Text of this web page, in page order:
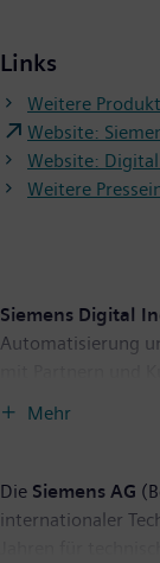
Links
Weitere
Website:
Website:
Weitere
Siemens Digital
Automatisierung
in der Prozess-
Integration und
Mehr
Die Siemens AG
internationaler